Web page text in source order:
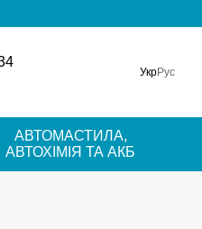
УкрРус
АВТОМАСТИЛА,
АВТОХІМІЯ ТА АКБ